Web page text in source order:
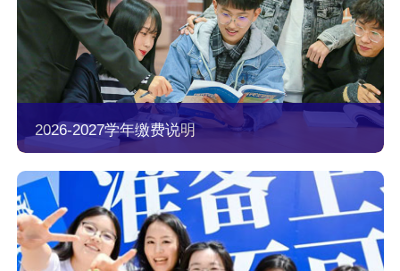
2026-2027学年缴费说明